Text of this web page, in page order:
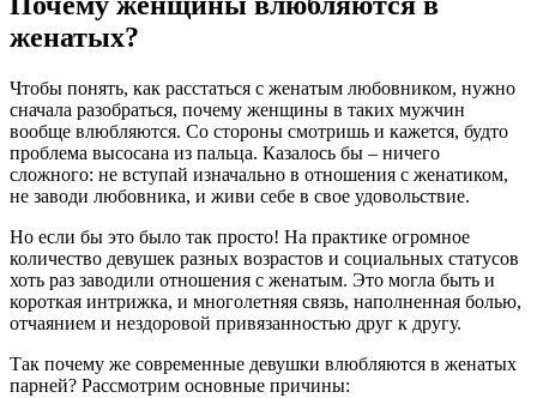
женатых?
Чтобы понять, как расстаться с женатым любовником, нужно
сначала разобраться, почему женщины в таких мужчин
вообще влюбляются. Со стороны смотришь и кажется, будто
проблема высосана из пальца. Казалось бы – ничего
сложного: не вступай изначально в отношения с женатиком,
не заводи любовника, и живи себе в свое удовольствие.
Но если бы это было так просто! На практике огромное
количество девушек разных возрастов и социальных статусов
хоть раз заводили отношения с женатым. Это могла быть и
короткая интрижка, и многолетняя связь, наполненная болью,
отчаянием и нездоровой привязанностью друг к другу.
Так почему же современные девушки влюбляются в женатых
парней? Рассмотрим основные причины: